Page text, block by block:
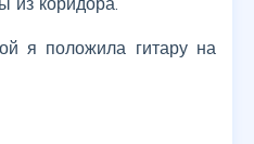
я положила гитару на